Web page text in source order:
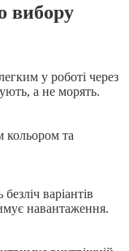
вибору
у роботі через
а не морять.
кольором та
варіантів
навантаження.